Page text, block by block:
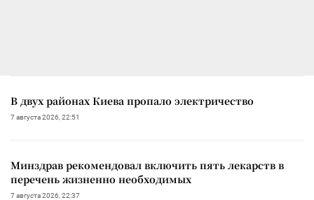
В двух районах Киева пропало электричество
7 августа 2026, 22:51
Минздрав рекомендовал включить пять лекарств в
перечень жизненно необходимых
7 августа 2026, 22:37